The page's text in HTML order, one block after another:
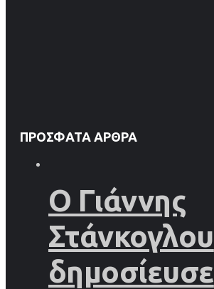
ΠΡΌΣΦΑΤΑ ΆΡΘΡΑ
Ο Γιάννης
Στάνκογλου
δημοσίευσε